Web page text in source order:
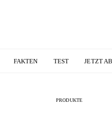
FAKTEN TEST JETZT
PRODUKTE